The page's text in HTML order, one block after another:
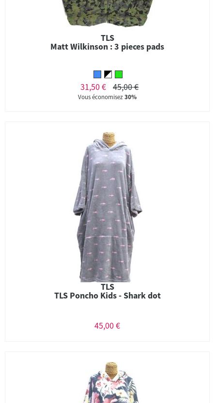
TLS
Matt Wilkinson : 3 pieces pads
31,50 € 45,00 €
Vous économisez30%
TLS
TLS Poncho Kids - Shark dot
45,00 €